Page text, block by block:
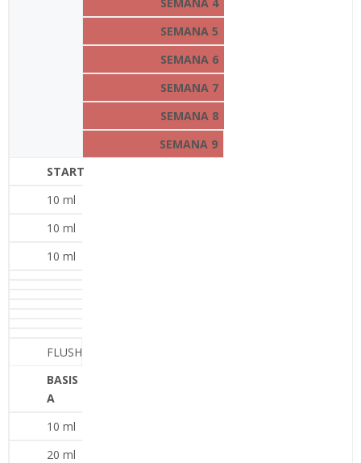
SEMANA 5
SEMANA 6
SEMANA 7
SEMANA 8
SEMANA 9
START
10 ml
10 ml
10 ml
FLUSH
BASIS
A
10 ml
20 ml